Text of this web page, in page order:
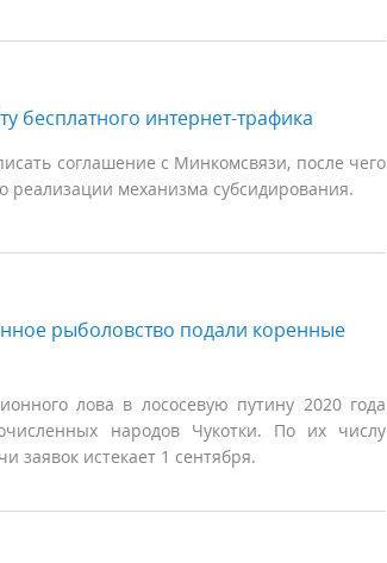
бесплатного интернет-трафика
соглашение с Минкомсвязи, после чего
реализации механизма субсидирования.
рыболовство подали коренные
лова в лососевую путину 2020 года
народов Чукотки. По их числу
заявок истекает 1 сентября.